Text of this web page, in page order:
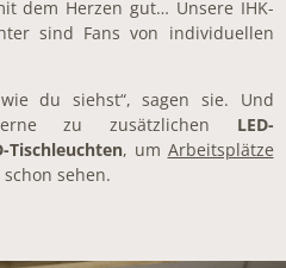
dem Herzen gut… Unsere IHK-
sind Fans von individuellen
du siehst“, sagen sie. Und
zu zusätzlichen LED-
Tischleuchten, um Arbeitsplätze
sehen.